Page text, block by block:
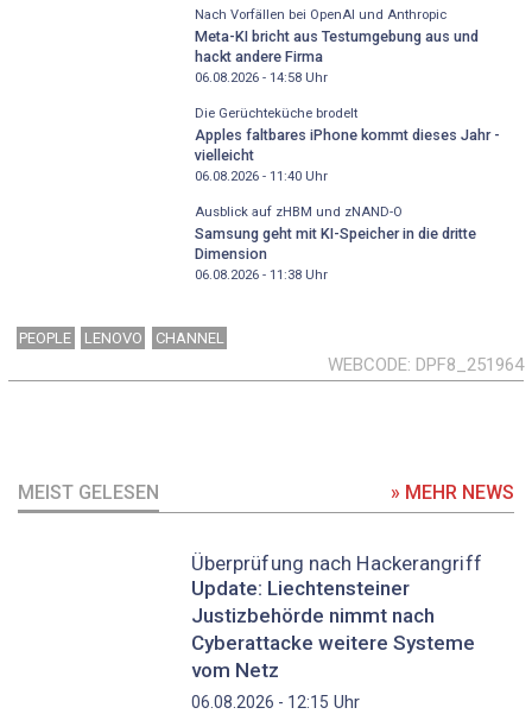
Nach Vorfällen bei OpenAI und Anthropic
Meta-KI bricht aus Testumgebung aus und
hackt andere Firma
06.08.2026 - 14:58Uhr
Die Gerüchteküche brodelt
Apples faltbares iPhone kommt dieses Jahr -
vielleicht
06.08.2026 - 11:40Uhr
Ausblick auf zHBM und zNAND-O
Samsung geht mit KI-Speicher in die dritte
Dimension
06.08.2026 - 11:38Uhr
PEOPLE LENOVO CHANNEL
WEBCODE DPF8_251964
MEIST GELESEN » MEHR NEWS
Überprüfung nach Hackerangriff
Update: Liechtensteiner
Justizbehörde nimmt nach
Cyberattacke weitere Systeme
vom Netz
06.08.2026 - 12:15 Uhr